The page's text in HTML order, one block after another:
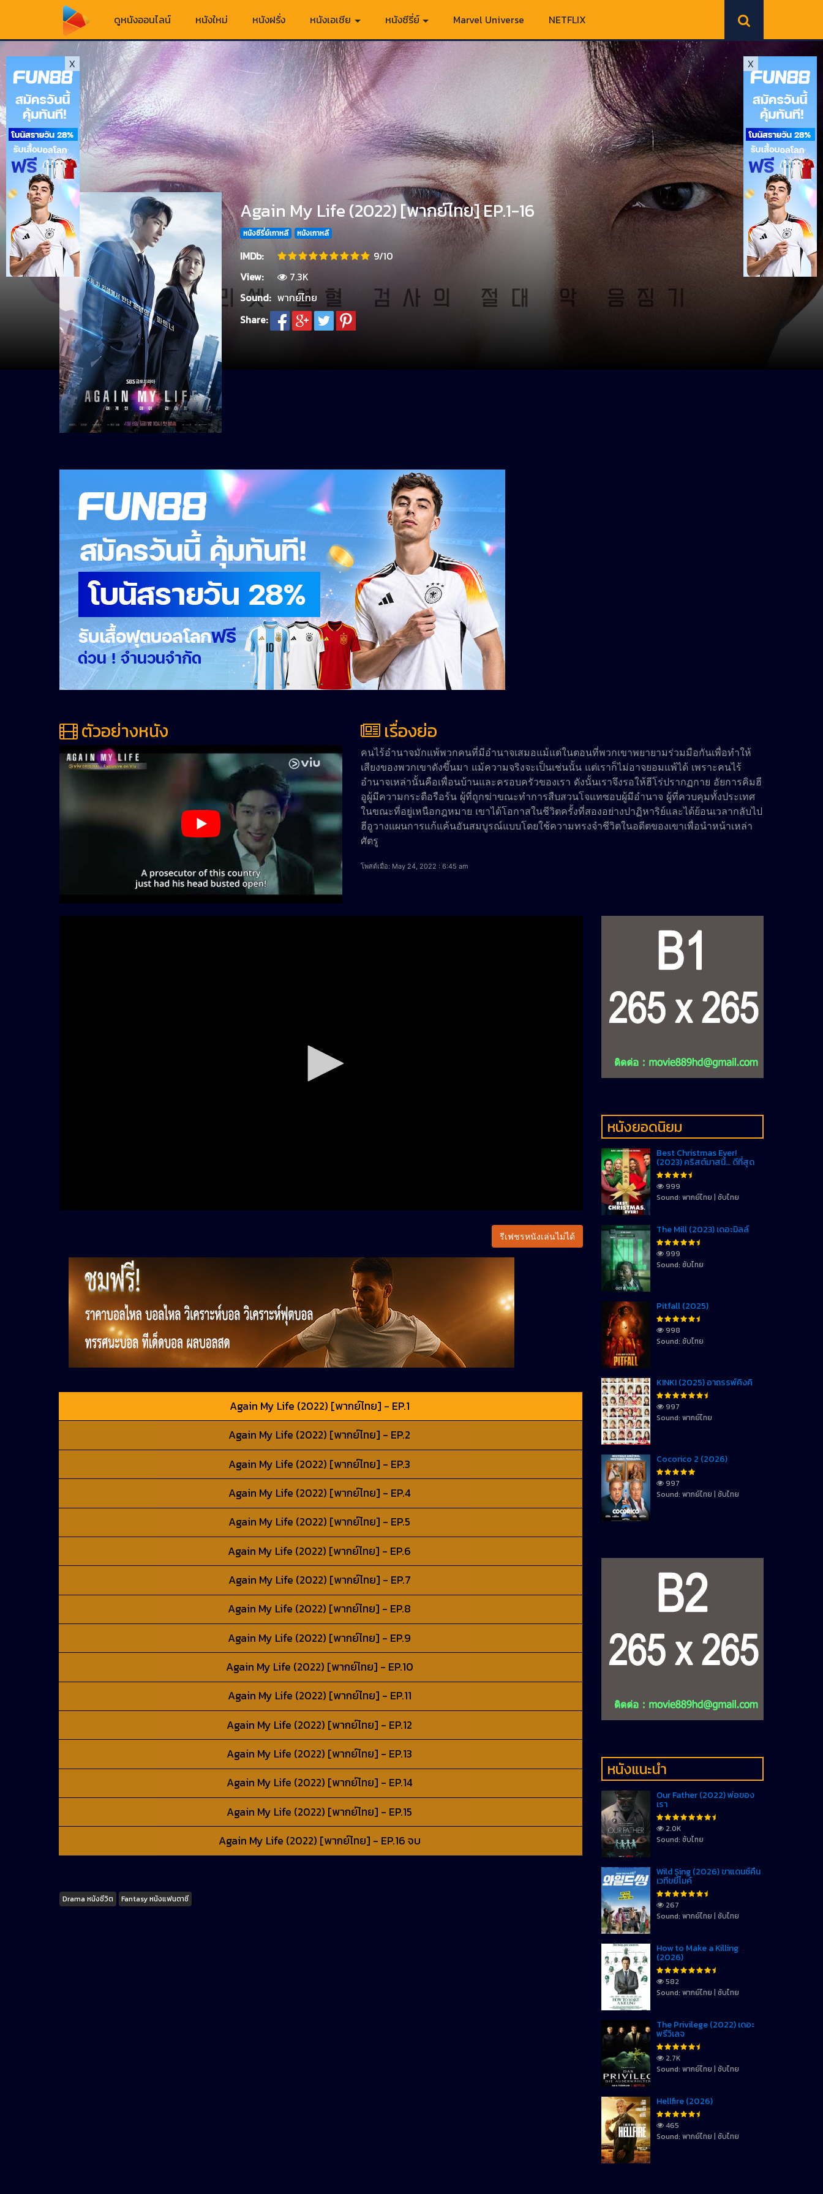
ดูหนังออนไลน์ หนังใหม่ หนังฝรั่ง หนังเอเชีย หนังซีรี่ย์ Marvel Universe NETFLIX
Again My Life (2022) [พากย์ไทย] EP.1-16
หนังซีรี่ย์เกาหลี หนังเกาหลี
IMDb:
9/10
View:
7.3K
Sound: พากย์ไทย
Share:
ตัวอย่างหนัง เรื่องย่อ
คนไร้อำนาจมักแพ้พวกคนที่มีอำนาจเสมอแม้แต่ในตอนที่พวกเขาพยายามร่วมมือกันเพื่อทำให้
เสียงของพวกเขาดังขึ้นมา แม้ความจริงจะเป็นเช่นนั้น แต่เราก็ไม่อาจยอมแพ้ได้ เพราะคนไร้
อำนาจเหล่านั้นคือเพื่อนบ้านและครอบครัวของเรา ดังนั้นเราจึงรอให้ฮีโร่ปรากฏกาย อัยการคิมฮี
อูผู้มีความกระตือรือร้น ผู้ที่ถูกฆ่าขณะทำการสืบสวนโจแทซอบผู้มีอำนาจ ผู้ที่ควบคุมทั้งประเทศ
ในขณะที่อยู่เหนือกฎหมาย เขาได้โอกาสในชีวิตครั้งที่สองอย่างปาฏิหาริย์และได้ย้อนเวลากลับไป
ฮีอูวางแผนการแก้แค้นอันสมบูรณ์แบบโดยใช้ความทรงจำชีวิตในอดีตของเขาเพื่อนำหน้าเหล่า
ศัตรู
โพสต์เมื่อ: May 24, 2022 : 6:45 am
รีเฟชรหนังเล่นไม่ได้
Again My Life (2022) [พากย์ไทย] - EP.1
Again My Life (2022) [พากย์ไทย] - EP.2
Again My Life (2022) [พากย์ไทย] - EP.3
Again My Life (2022) [พากย์ไทย] - EP.4
Again My Life (2022) [พากย์ไทย] - EP.5
Again My Life (2022) [พากย์ไทย] - EP.6
Again My Life (2022) [พากย์ไทย] - EP.7
Again My Life (2022) [พากย์ไทย] - EP.8
Again My Life (2022) [พากย์ไทย] - EP.9
Again My Life (2022) [พากย์ไทย] - EP.10
Again My Life (2022) [พากย์ไทย] - EP.11
Again My Life (2022) [พากย์ไทย] - EP.12
Again My Life (2022) [พากย์ไทย] - EP.13
Again My Life (2022) [พากย์ไทย] - EP.14
Again My Life (2022) [พากย์ไทย] - EP.15
Again My Life (2022) [พากย์ไทย] - EP.16 จบ
Tags
Drama หนังชีวิต Fantasy หนังแฟนตาซี
หนังยอดนิยม
Best Christmas Ever!
(2023) คริสต์มาสนี้… ดีที่สุด
999
Sound: พากย์ไทย | ซับไทย
The Mill (2023) เดอะมิลล์
999
Sound: ซับไทย
Pitfall (2025)
998
Sound: ซับไทย
KINKI (2025) อาถรรพ์คิงคิ
997
Sound: พากย์ไทย
Cocorico 2 (2026)
997
Sound: พากย์ไทย | ซับไทย
หนังแนะนำ
Our Father (2022) พ่อของ
เรา
2.0K
Sound: ซับไทย
Wild Sing (2026) ขาแดนซ์คืน
เวทีขยี้ไมค์
267
Sound: พากย์ไทย | ซับไทย
How to Make a Killing
(2026)
582
Sound: พากย์ไทย | ซับไทย
The Privilege (2022) เดอะ
พรีวิเลจ
2.7K
Sound: พากย์ไทย | ซับไทย
Hellfire (2026)
465
Sound: พากย์ไทย | ซับไทย
X X